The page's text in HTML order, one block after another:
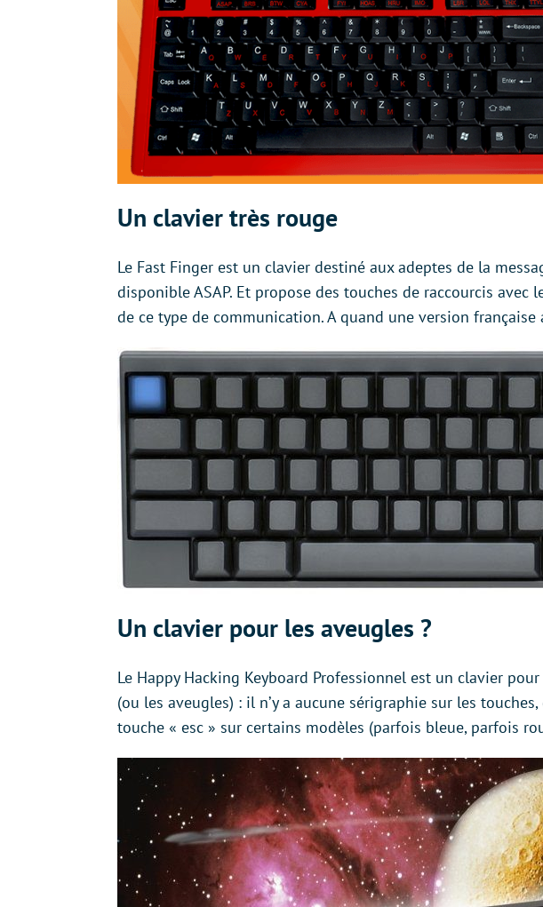
Un clavier très rouge
Le Fast Finger est un clavier destiné aux adeptes de la
disponible ASAP. Et propose des touches de raccourcis avec
de ce type de communication. A quand une version française
Un clavier pour les aveugles ?
Le Happy Hacking Keyboard Professionnel est un clavier
(ou les aveugles) : il n’y a aucune sérigraphie sur les
touche « esc » sur certains modèles (parfois bleue, parfois